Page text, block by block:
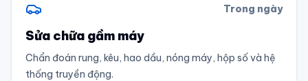
Trong ngày
Sửa chữa gầm máy
Chẩn đoán rung, kêu, hao dầu, nóng máy, hộp số và hệ
thống truyền động.